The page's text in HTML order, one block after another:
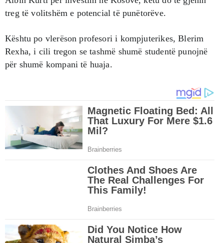
treg të volitshëm e potencial të punëtorëve.
Kështu po vlerëson profesori i kompjuterikes, Blerim
Rexha, i cili tregon se tashmë shumë studentë punojnë
për shumë kompani të huaja.